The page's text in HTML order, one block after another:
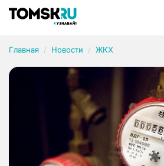
Главная Новости ЖКХ